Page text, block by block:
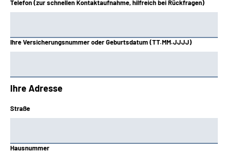
Telefon (zur schnellen Kontaktaufnahme, hilfreich bei Rückfragen)
Ihre Versicherungsnummer oder Geburtsdatum (TT.MM.JJJJ)
Ihre Adresse
Straße
Hausnummer